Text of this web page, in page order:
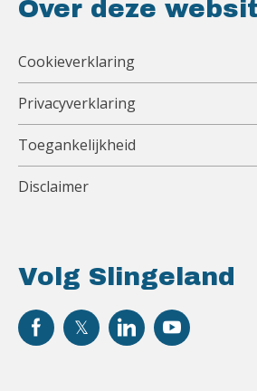
Volg Slingeland
Over deze
Cookieverklaring
Privacyverklaring
Toegankelijkheid
Disclaimer